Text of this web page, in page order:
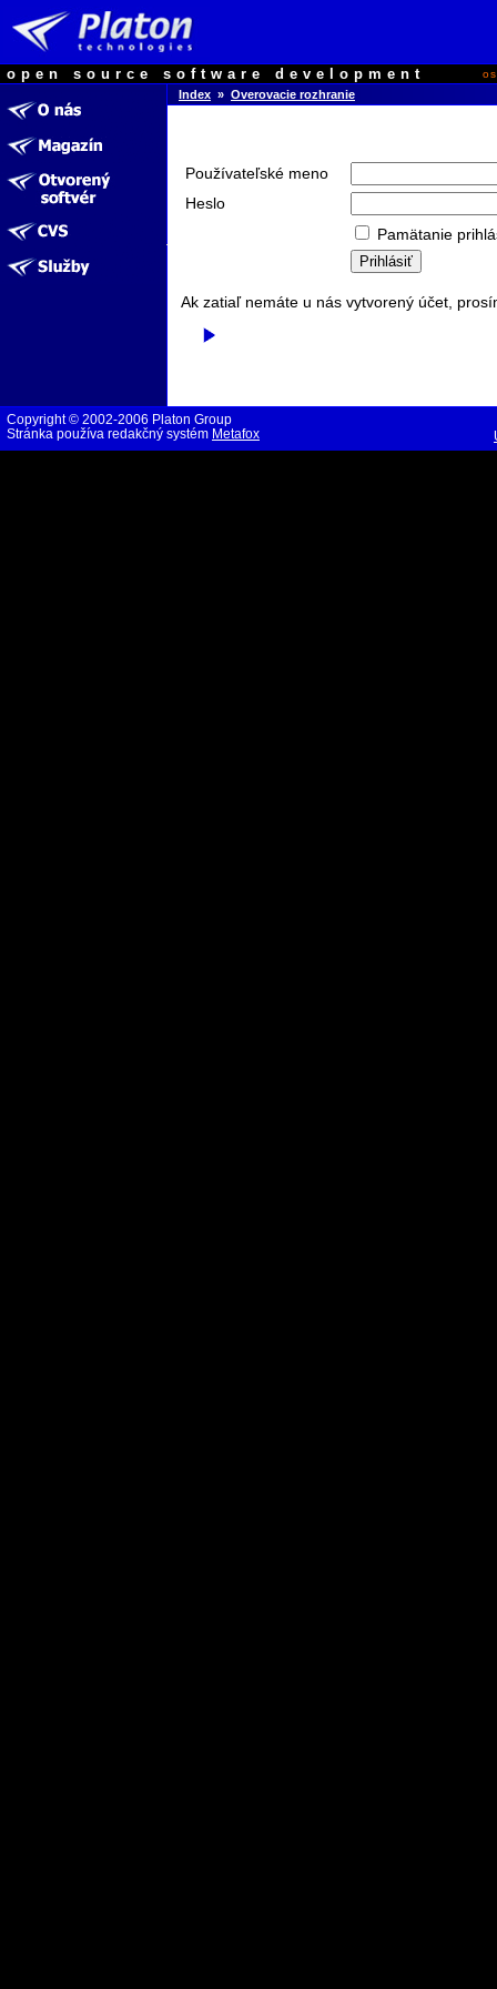
open source software development
Index » Overovacie rozhranie
Používateľské meno
Heslo
Pamätanie
Ak zatiaľ nemáte u nás vytvorený účet,
Copyright © 2002-2006 Platon Group
Stránka používa redakčný systém Metafox